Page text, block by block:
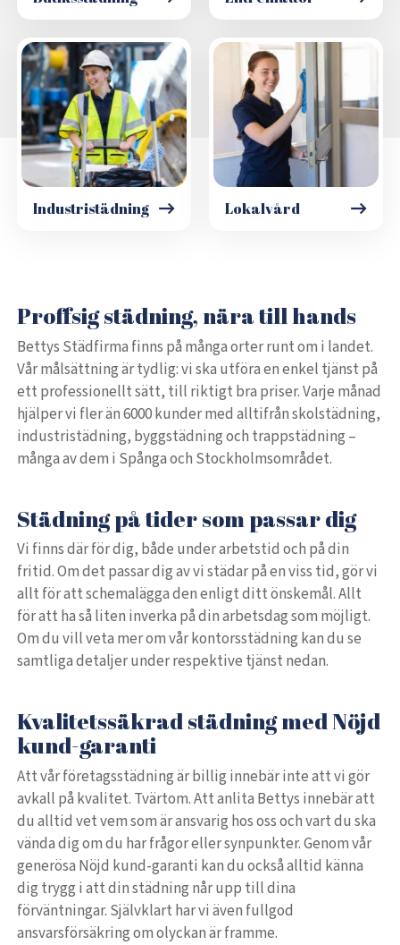
Industristädning Lokalvård
Proffsig städning, nära till hands
Bettys Städfirma finns på många orter runt om i landet.
Vår målsättning är tydlig: vi ska utföra en enkel tjänst på
ett professionellt sätt, till riktigt bra priser. Varje månad
hjälper vi fler än 6000 kunder med alltifrån skolstädning,
industristädning, byggstädning och trappstädning –
många av dem i Spånga och Stockholmsområdet.
Städning på tider som passar dig
Vi finns där för dig, både under arbetstid och på din
fritid. Om det passar dig av vi städar på en viss tid, gör vi
allt för att schemalägga den enligt ditt önskemål. Allt
för att ha så liten inverka på din arbetsdag som möjligt.
Om du vill veta mer om vår kontorsstädning kan du se
samtliga detaljer under respektive tjänst nedan.
Kvalitetssäkrad städning med Nöjd
kund-garanti
Att vår företagsstädning är billig innebär inte att vi gör
avkall på kvalitet. Tvärtom. Att anlita Bettys innebär att
du alltid vet vem som är ansvarig hos oss och vart du ska
vända dig om du har frågor eller synpunkter. Genom vår
generösa Nöjd kund-garanti kan du också alltid känna
dig trygg i att din städning når upp till dina
förväntningar. Självklart har vi även fullgod
ansvarsförsäkring om olyckan är framme.